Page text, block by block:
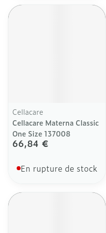
Cellacare
Cellacare Materna Classic
One Size 137008
66,84 €
En rupture de stock